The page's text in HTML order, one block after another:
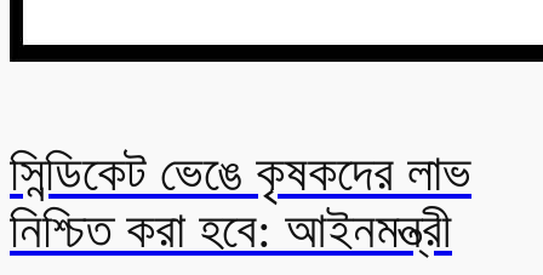
সিন্ডিকেট ভেঙে কৃষকদের লাভ
নিশ্চিত করা হবে: আইনমন্ত্রী